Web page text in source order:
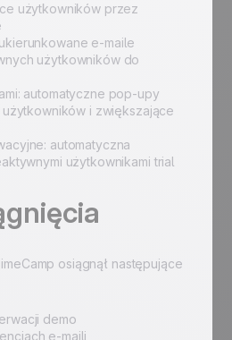
użytkowników przez
e-maile
użytkowników do
automatyczne pop-upy
i zwiększające
automatyczna
użytkownikami trial
osiągnął następujące
demo
e-maili